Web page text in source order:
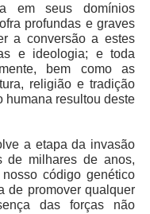
em seus domínios
profundas e graves
a conversão a estes
e ideologia; e toda
bem como as
religião e tradição
humana resultou deste
a etapa da invasão
de milhares de anos,
código genético
de promover qualquer
das forças não